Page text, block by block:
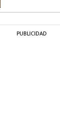
PUBLICIDAD